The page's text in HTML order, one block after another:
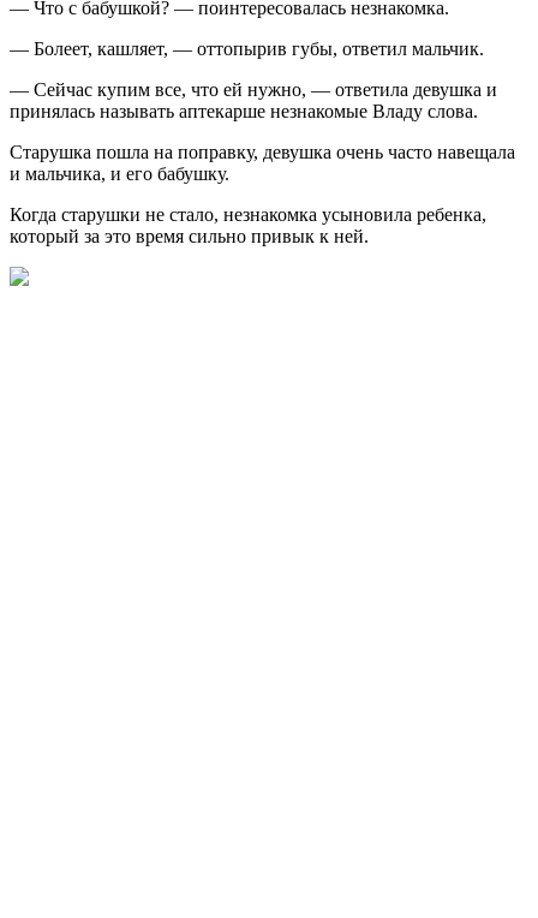
— Что с бабушкой? — поинтересовалась незнакомка.
— Болеет, кашляет, — оттопырив губы, ответил мальчик.
— Сейчас купим все, что ей нужно, — ответила девушка и
принялась называть аптекарше незнакомые Владу слова.
Старушка пошла на поправку, девушка очень часто навещала
и мальчика, и его бабушку.
Когда старушки не стало, незнакомка усыновила ребенка,
который за это время сильно привык к ней.